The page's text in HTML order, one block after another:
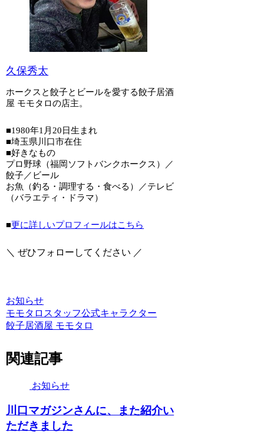
久保秀太
ホークスと餃子とビールを愛する餃子居酒
屋 モモタロの店主。
■1980年1月20日生まれ
■埼玉県川口市在住
■好きなもの
プロ野球（福岡ソフトバンクホークス）／
餃子／ビール
お魚（釣る・調理する・食べる）／テレビ
（バラエティ・ドラマ）
■更に詳しいプロフィールはこちら
＼ ぜひフォローしてください ／
お知らせ
モモタロ スタッフ公式キャラクター
餃子居酒屋 モモタロ
関連記事
お知らせ
川口マガジンさんに、また紹介い
ただきました